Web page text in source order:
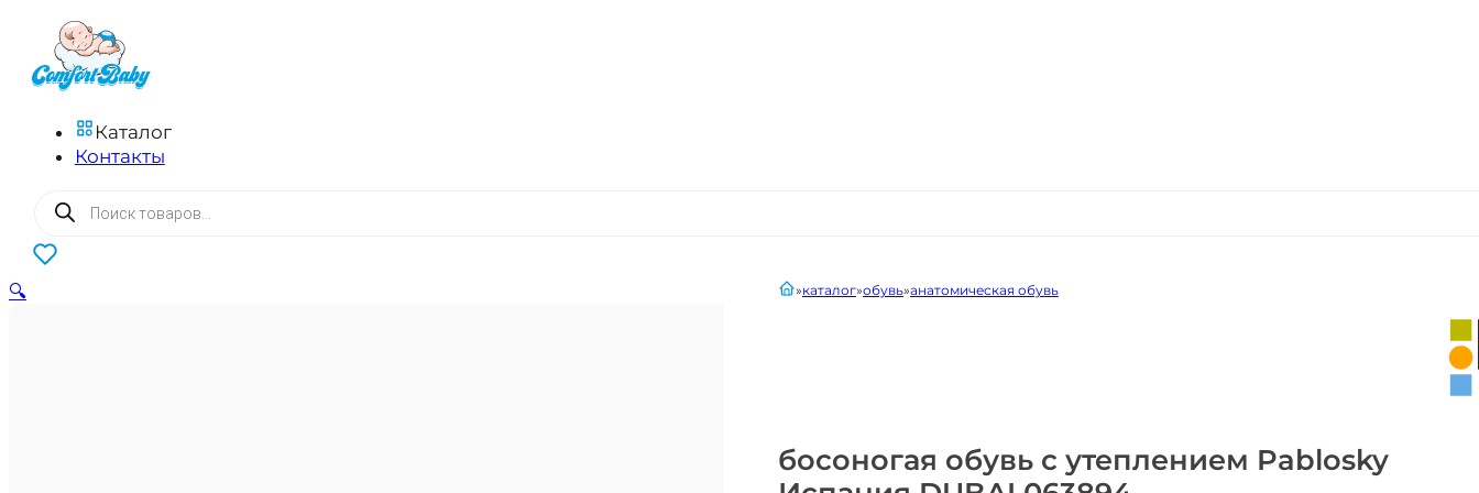
Каталог
Контакты
Поиск
товаров
0
босоногая обувь с утеплением Pablosky
главнаякаталог обувь анатомическая обувь
🔍